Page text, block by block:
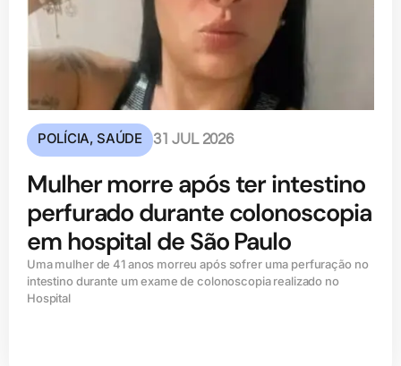
POLÍCIA,SAÚDE 31 JUL 2026
Mulher morre após ter intestino
perfurado durante colonoscopia
em hospital de São Paulo
Uma mulher de 41 anos morreu após sofrer uma perfuração no
intestino durante um exame de colonoscopia realizado no
Hospital